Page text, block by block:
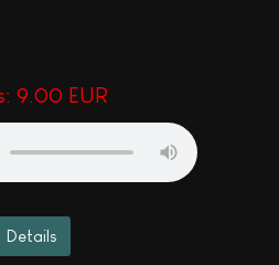
9.00 EUR
Details